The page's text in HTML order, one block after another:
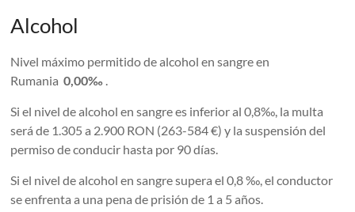
Alcohol
Nivel máximo permitido de alcohol en sangre en
Rumania0,00‰ .
Si el nivel de alcohol en sangre es inferior al 0,8‰, la multa
será de 1.305 a 2.900 RON (263-584 €) y la suspensión del
permiso de conducir hasta por 90 días.
Si el nivel de alcohol en sangre supera el 0,8 ‰, el conductor
se enfrenta a una pena de prisión de 1 a 5 años.